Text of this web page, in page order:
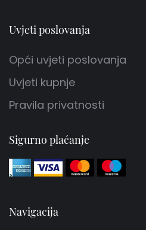
Uvjeti poslovanja
Opći uvjeti poslovanja
Uvjeti kupnje
Pravila privatnosti
Sigurno plaćanje
Navigacija